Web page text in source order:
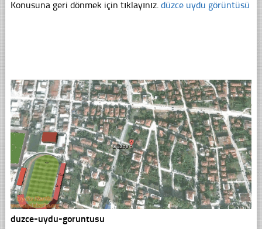
Konusuna geri dönmek için tıklayınız. düzce uydu görüntüsü
duzce-uydu-goruntusu